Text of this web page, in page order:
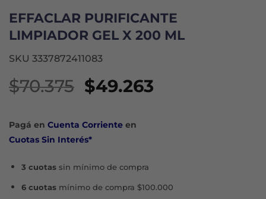
EFFACLAR PURIFICANTE
LIMPIADOR GEL X 200 ML
SKU 3337872411083
$70.375 El
original
era:
$49.263El
Pagá en Cuenta Corriente en
Cuotas Sin Interés*
3 cuotassin mínimo de compra
6 cuotasmínimo de compra $100.000